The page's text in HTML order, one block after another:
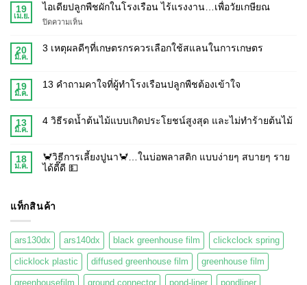
19
เม.ย.
ไอเดียปลูกพืชผักในโรงเรือน ไร้แรงงาน…เพื่อวัยเกษียณ
ปิดความเห็น
20
มี.ค.
3 เหตุผลดีๆที่เกษตรกรควรเลือกใช้สแลนในการเกษตร
19
มี.ค.
13 คำถามคาใจที่ผู้ทำโรงเรือนปลูกพืชต้องเข้าใจ
13
มี.ค.
4 วิธีรดน้ำต้นไม้แบบเกิดประโยชน์สูงสุด และไม่ทำร้ายต้นไม้
18
ม.ค.
🦀วิธีการเลี้ยงปูนา🦀…ในบ่อพลาสติก แบบง่ายๆ สบายๆ ราย
ได้ดี๊ดี 💵
แท็กสินค้า
ars130dx ars140dx black greenhouse film clickclock spring
clicklock plastic diffused greenhouse film greenhouse film
greenhousefilm ground connector pond-liner pondliner